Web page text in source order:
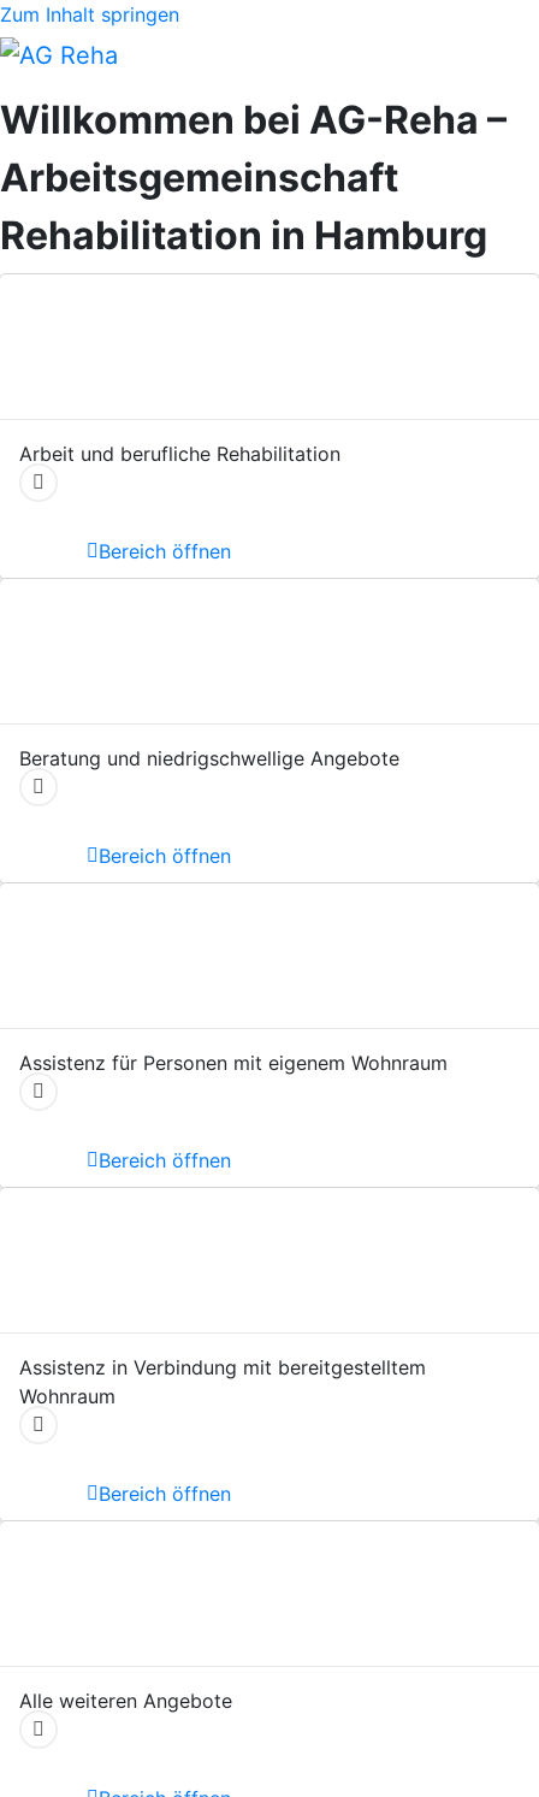
Zum Inhalt springen
Willkommen bei AG-Reha –
Arbeitsgemeinschaft
Rehabilitation in Hamburg
Arbeit und berufliche Rehabilitation
Bereich öffnen
Beratung und niedrigschwellige Angebote
Bereich öffnen
Assistenz für Personen mit eigenem Wohnraum
Bereich öffnen
Assistenz in Verbindung mit bereitgestelltem
Wohnraum
Bereich öffnen
Alle weiteren Angebote